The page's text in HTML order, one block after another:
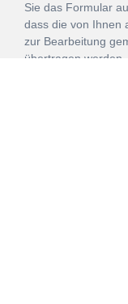
Sie das Formular
dass die von Ihnen
zur Bearbeitung
übertragen werden.